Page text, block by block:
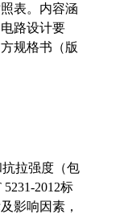
表。内容涵
路设计要
规格书（版
拉强度（包
2012标
影响因素，